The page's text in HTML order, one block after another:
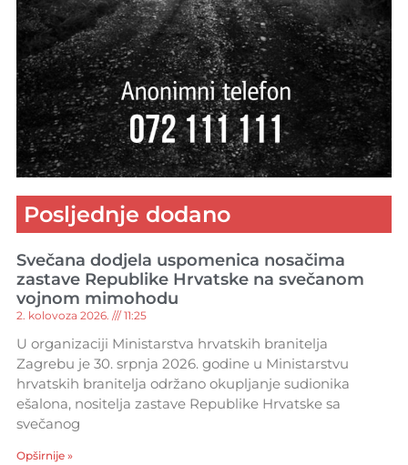
Posljednje dodano
Svečana dodjela uspomenica nosačima
zastave Republike Hrvatske na svečanom
vojnom mimohodu
2. kolovoza 2026. 11:25
U organizaciji Ministarstva hrvatskih branitelja
Zagrebu je 30. srpnja 2026. godine u Ministarstvu
hrvatskih branitelja održano okupljanje sudionika
ešalona, nositelja zastave Republike Hrvatske sa
svečanog
Opširnije »